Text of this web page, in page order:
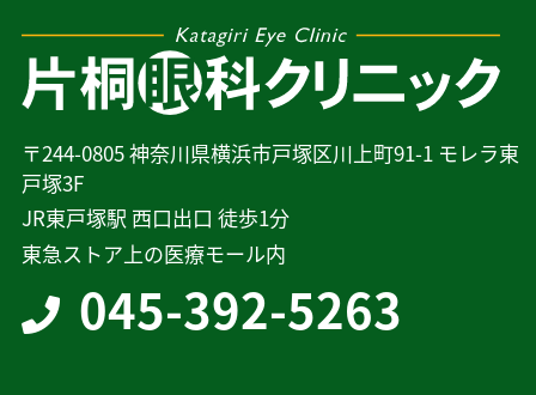
〒244-0805 神奈川県横浜市戸塚区川上町91-1 モレラ東
戸塚3F
JR東戸塚駅 西口出口 徒歩1分
東急ストア上の医療モール内
045-392-5263